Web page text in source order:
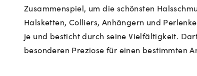
Zusammenspiel, um die schönsten
Halsketten, Colliers, Anhängern und
je und besticht durch seine Vielfältigkeit.
besonderen Preziose für einen bestimmten